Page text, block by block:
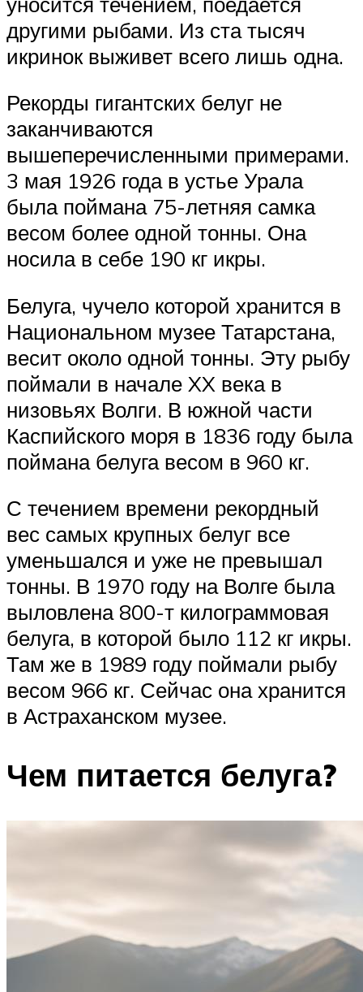
другими рыбами. Из ста тысяч
икринок выживет всего лишь одна.
Рекорды гигантских белуг не
заканчиваются
вышеперечисленными примерами.
3 мая 1926 года в устье Урала
была поймана 75-летняя самка
весом более одной тонны. Она
носила в себе 190 кг икры.
Белуга, чучело которой хранится в
Национальном музее Татарстана,
весит около одной тонны. Эту рыбу
поймали в начале XX века в
низовьях Волги. В южной части
Каспийского моря в 1836 году была
поймана белуга весом в 960 кг.
С течением времени рекордный
вес самых крупных белуг все
уменьшался и уже не превышал
тонны. В 1970 году на Волге была
выловлена 800-т килограммовая
белуга, в которой было 112 кг икры.
Там же в 1989 году поймали рыбу
весом 966 кг. Сейчас она хранится
в Астраханском музее.
Чем питается белуга?